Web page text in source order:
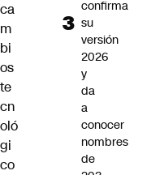
ca
m
bi
os
te
cn
oló
gi
co
confirma
su
versión
2026
y
da
a
conocer
nombres
de